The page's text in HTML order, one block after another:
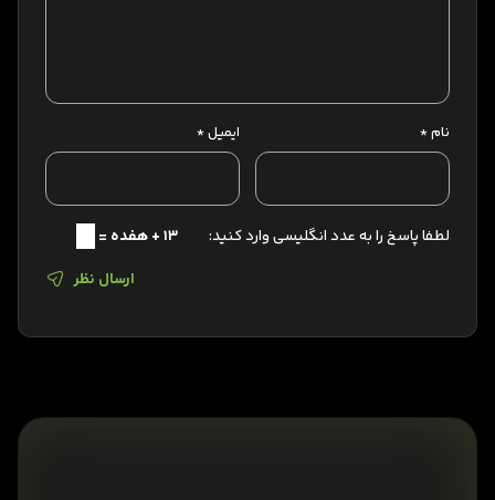
نام* ایمیل*
لطفا پاسخ را به عدد انگلیسی وارد کنید:
13 + هفده =
ارسال نظر